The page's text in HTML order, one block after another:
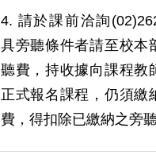
4. 請於課前洽詢
具旁聽條件者請至校本
聽費，持收據向課程教
正式報名課程，仍須繳
費，得扣除已繳納之旁聽